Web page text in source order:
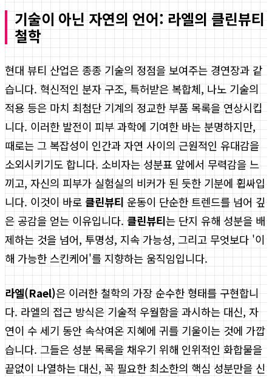
기술이 아닌 자연의 언어: 라엘의 클린뷰티
철학
현대 뷰티 산업은 종종 기술의 정점을 보여주는 경연장과 같
습니다. 혁신적인 분자 구조, 특허받은 복합체, 나노 기술의
적용 등은 마치 최첨단 기계의 정교한 부품 목록을 연상시킵
니다. 이러한 발전이 피부 과학에 기여한 바는 분명하지만,
때로는 그 복잡성이 인간과 자연 사이의 근원적인 유대감을
소외시키기도 합니다. 소비자는 성분표 앞에서 무력감을 느
끼고, 자신의 피부가 실험실의 비커가 된 듯한 기분에 휩싸입
니다. 이것이 바로 클린뷰티 운동이 단순한 트렌드를 넘어 깊
은 공감을 얻는 이유입니다. 클린뷰티는 단지 유해 성분을 배
제하는 것을 넘어, 투명성, 지속 가능성, 그리고 무엇보다 '이
해 가능한 스킨케어'를 지향하는 움직임입니다.
라엘(Rael)은 이러한 철학의 가장 순수한 형태를 구현합니
다. 라엘의 접근 방식은 기술적 우월함을 과시하는 대신, 자
연이 수 세기 동안 속삭여온 지혜에 귀를 기울이는 것에 가깝
습니다. 그들은 성분 목록을 채우기 위해 인위적인 화합물을
끝없이 나열하는 대신, 꼭 필요한 최소한의 핵심 성분만을 신